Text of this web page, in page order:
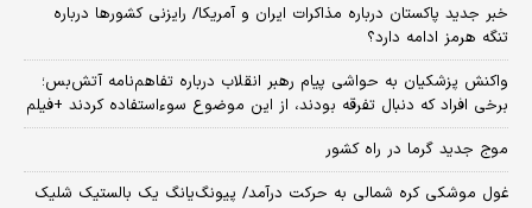
خبر جدید پاکستان درباره مذاکرات ایران و آمریکا/ رایزنی کشورها درباره
تنگه هرمز ادامه دارد؟
واکنش پزشکیان به حواشی پیام رهبر انقلاب درباره تفاهم‌نامه آتش‌بس؛
برخی افراد که دنبال تفرقه بودند، از این موضوع سوءاستفاده کردند +فیلم
موج جدید گرما در راه کشور
غول موشکی کره شمالی به حرکت درآمد/ پیونگ‌یانگ یک بالستیک شلیک